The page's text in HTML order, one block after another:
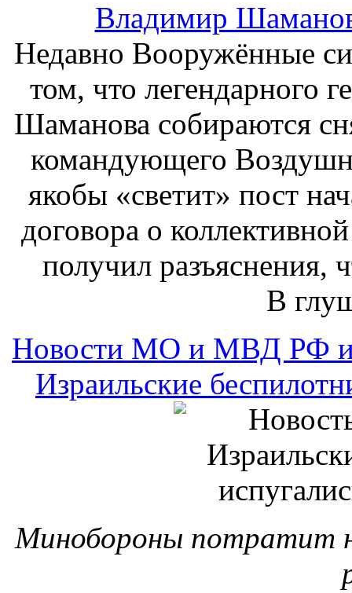
Владимир
Недавно Вооружённые
том, что легендарного
Шаманова собираются
командующего
якобы «светит» пост
договора о
получил разъяснения,
В
Новости МО и МВД РФ
Израильские
Минобороны потратит